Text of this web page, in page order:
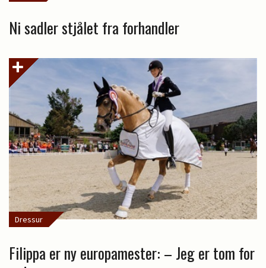
Ni sadler stjålet fra forhandler
Dressur
Filippa er ny europamester: – Jeg er tom for